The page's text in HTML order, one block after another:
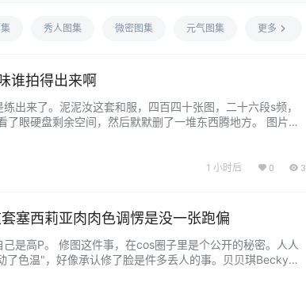
秀人图集 微密图集 元气图集 更多
谁拍得出来啊
出来了。泥泥汝这套和服，四百四十张图，二十六段s频，
眼硬盘剩余空间，然后默默删了一堆东西腾地方。 图片包
1 小时后 0 3
塞西莉亚肉肉色调愣是没一张跑偏
是高P。 修图这件事，在cos圈子里是个公开的秘密。人人
色温"，好像承认修了脸是件多丢人的事。贝贝琪Becky不